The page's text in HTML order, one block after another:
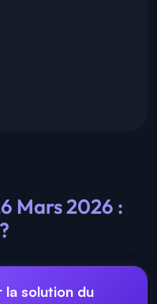
Mars 2026 :
la solution du